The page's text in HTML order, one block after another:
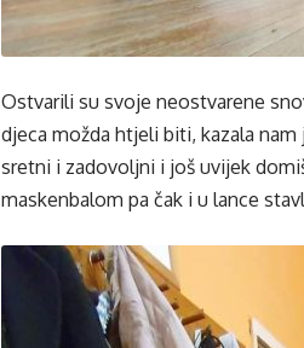
Ostvarili su svoje neostvarene
djeca možda htjeli biti, kazala
sretni i zadovoljni i još uvijek
maskenbalom pa čak i u lance